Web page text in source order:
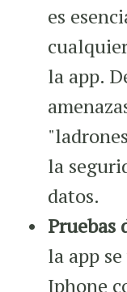
es
la app.
la
datos.
Pruebas
la app
Iphone